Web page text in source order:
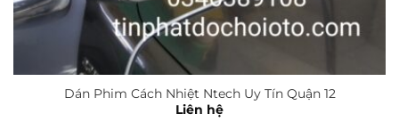
Dán Phim Cách Nhiệt Ntech Uy Tín Quận 12
Liên hệ